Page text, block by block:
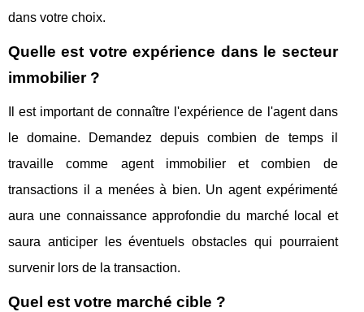
dans votre choix.
Quelle est votre expérience dans le secteur
immobilier ?
Il est important de connaître l'expérience de l'agent dans
le domaine. Demandez depuis combien de temps il
travaille comme agent immobilier et combien de
transactions il a menées à bien. Un agent expérimenté
aura une connaissance approfondie du marché local et
saura anticiper les éventuels obstacles qui pourraient
survenir lors de la transaction.
Quel est votre marché cible ?